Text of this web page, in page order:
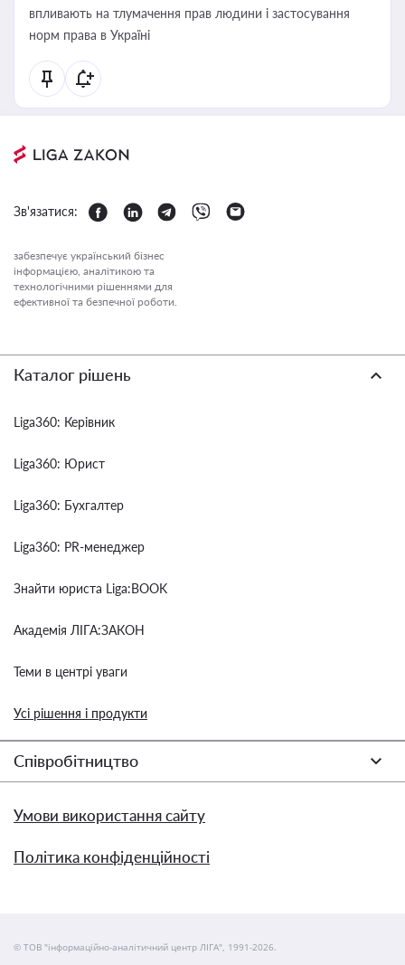
впливають на тлумачення прав людини і застосування
норм права в Україні
Зв'язатися:
забезпечує український бізнес
інформацією, аналітикою та
технологічними рішеннями для
ефективної та безпечної роботи.
Каталог рішень
Liga360: Керівник
Liga360: Юрист
Liga360: Бухгалтер
Liga360: PR-менеджер
Знайти юриста Liga:BOOK
Академія ЛІГА:ЗАКОН
Теми в центрі уваги
Усі рішення і продукти
Співробітництво
Умови використання сайту
Політика конфіденційності
© ТОВ "інформаційно-аналітичний центр ЛІГА", 1991-2026.